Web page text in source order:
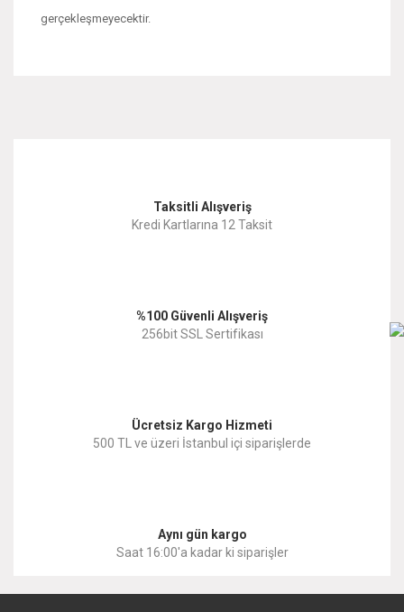
gerçekleşmeyecektir.
Ürün resmi kalitesiz, bozuk veya görüntülenemiyor.
Ürün fiyatı diğer sitelerden daha pahalı.
Taksitli Alışveriş
Kredi Kartlarına 12 Taksit
%100 Güvenli Alışveriş
256bit SSL Sertifikası
Ücretsiz Kargo Hizmeti
500 TL ve üzeri İstanbul içi siparişlerde
Aynı gün kargo
Saat 16:00'a kadar ki siparişler